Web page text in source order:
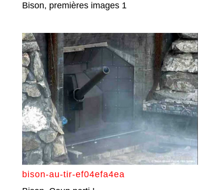
Bison, premières images 1
bison-au-tir-ef04efa4ea